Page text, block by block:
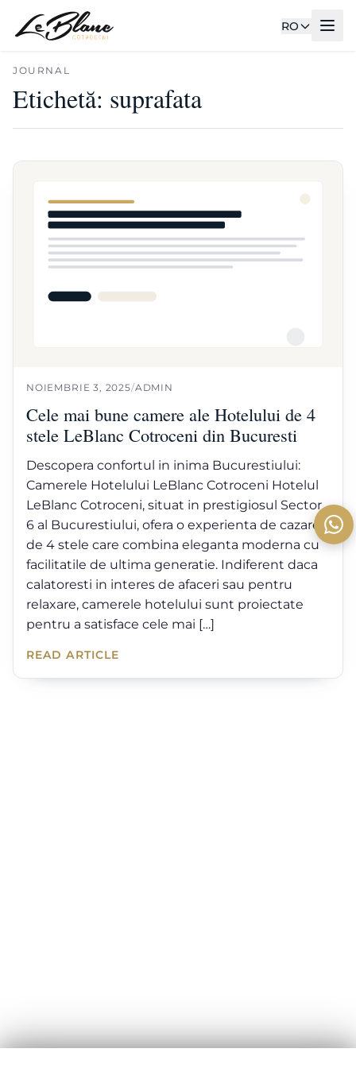
RO
JOURNAL
Etichetă: suprafata
NOIEMBRIE 3, 2025/ADMIN
Cele mai bune camere ale Hotelului de 4
stele LeBlanc Cotroceni din Bucuresti
Descopera confortul in inima Bucurestiului:
Camerele Hotelului LeBlanc Cotroceni Hotelul
LeBlanc Cotroceni, situat in prestigiosul Sector
6 al Bucurestiului, ofera o experienta de cazare
de 4 stele care combina eleganta moderna cu
facilitatile de ultima generatie. Indiferent daca
calatoresti in interes de afaceri sau pentru
relaxare, camerele hotelului sunt proiectate
pentru a satisface cele mai […]
READ ARTICLE